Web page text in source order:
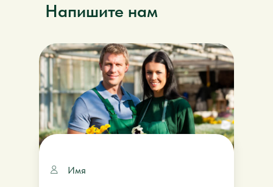
Напишите нам
Имя